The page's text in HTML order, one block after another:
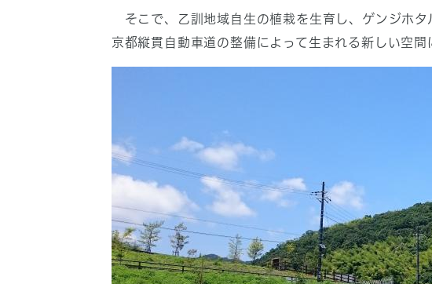
そこで、乙訓地域自生の植栽を生育し、ゲンジホタ
京都縦貫自動車道の整備によって生まれる新しい空